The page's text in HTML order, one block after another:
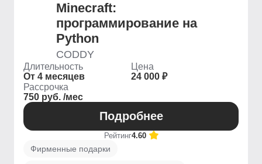
Minecraft:
программирование на
Python
CODDY
Длительность
От 4 месяцев
Цена
24 000 ₽
Рассрочка
750 руб. /мес
Подробнее
Рейтинг4.60
Фирменные подарки